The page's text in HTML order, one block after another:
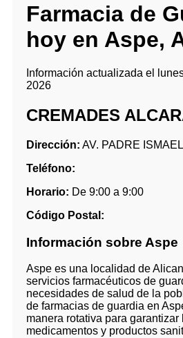
Farmacia de
hoy en Aspe,
Información actualizada el
2026
CREMADES
Dirección: AV. PADRE
Teléfono:
Horario: De 9:00 a 9:00
Código Postal:
Información sobre Aspe
Aspe es una localidad de
servicios farmacéuticos de
necesidades de salud de la
de farmacias de guardia en
manera rotativa para
medicamentos y productos